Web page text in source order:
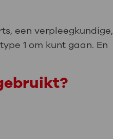
een verpleegkundige,
1 om kunt gaan. En